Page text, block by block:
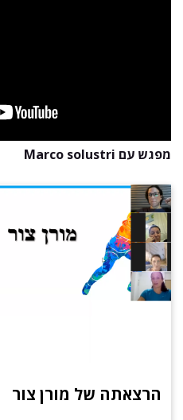
מפגש עם Marco solustri
הרצאתה של מורן צור